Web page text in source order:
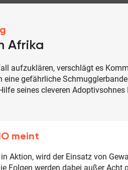
Afrika
aufzuklären, verschlägt es
eine gefährliche
seines cleveren Adoptivsohnes
meint
Aktion, wird der Einsatz von
Folgen werden dabei außer Acht